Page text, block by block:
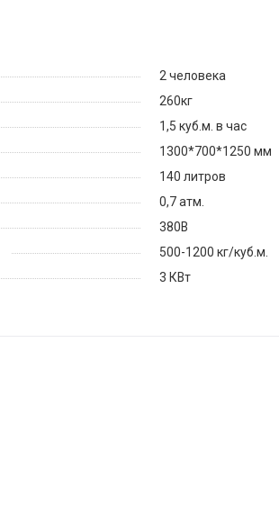
2 человека
260кг
1,5 куб.м. в час
1300*700*1250 мм
140 литров
0,7 атм.
380В
500-1200 кг/куб.м.
3 КВт